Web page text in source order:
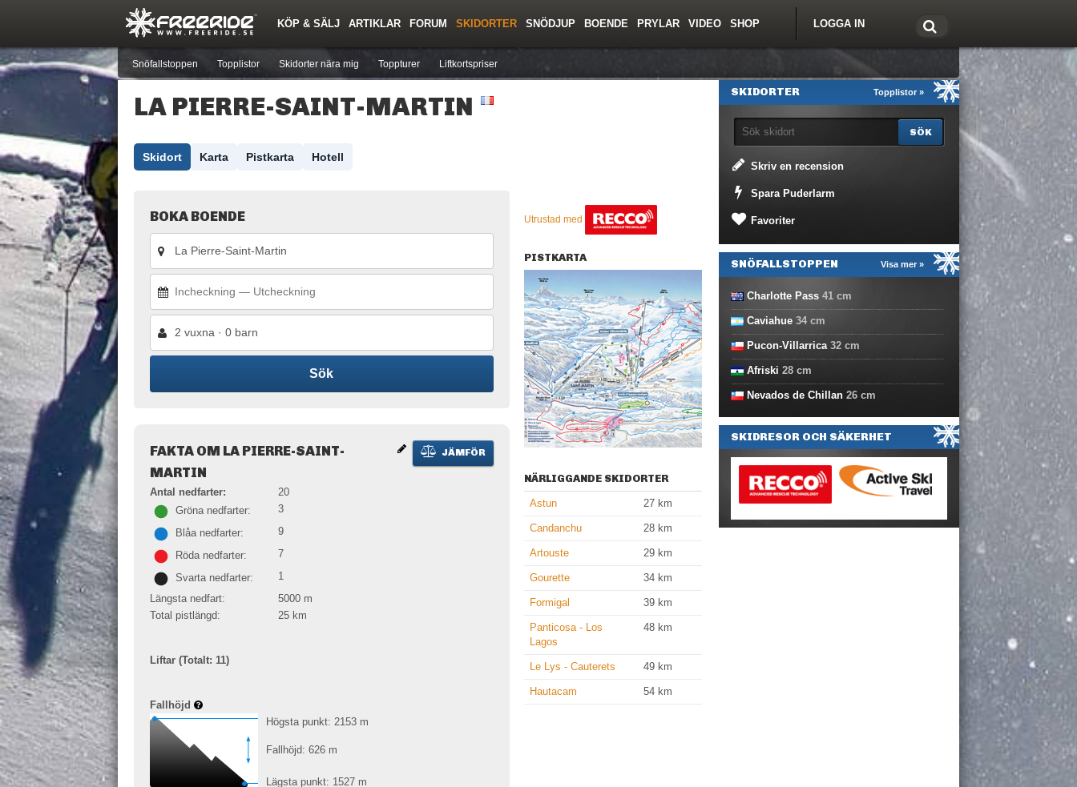
LOGGA IN
KÖP & SÄLJ ARTIKLAR
Nyheter Quiz Events
FORUM
Nya inlägg Forumlista
SKIDORTER
Snöfallstoppen Topplistor Skidorter nära mig Toppturer Liftkortspriser
SNÖDJUP BOENDE PRYLAR
Skidor Pjäxor
VIDEO
Årets Krasch
SHOP
LA PIERRE-SAINT-MARTIN
Skidort Karta Pistkarta Hotell
BOKA BOENDE
2 vuxna · 0 barn
Sök
JÄMFÖR
FAKTA OM LA PIERRE-SAINT-
MARTIN
Antal nedfarter:
20
Gröna nedfarter:
3
Blåa nedfarter: 9
Röda nedfarter: 7
Svarta nedfarter:
1
Längsta nedfart:
5000 m
Total pistlängd:
25 km
Liftar (Totalt: 11)
Fallhöjd
Högsta punkt: 2153 m
Fallhöjd: 626 m
Lägsta punkt: 1527 m
Utrustad med
PISTKARTA
NÄRLIGGANDE SKIDORTER
Astun 27 km
Candanchu 28 km
Artouste 29 km
Gourette 34 km
Formigal 39 km
Panticosa - Los
Lagos
48 km
Le Lys - Cauterets 49 km
Hautacam 54 km
Topplistor »
SKIDORTER
Skriv en recension
Spara Puderlarm
Favoriter
Visa mer »
SNÖFALLSTOPPEN
Charlotte Pass 41 cm
Caviahue 34 cm
Pucon-Villarrica32 cm
Afriski 28 cm
Nevados de Chillan 26 cm
SKIDRESOR OCH SÄKERHET